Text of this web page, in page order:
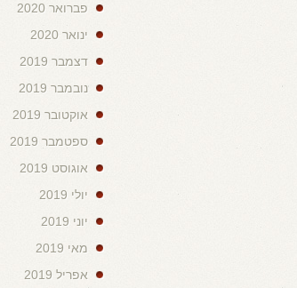
פברואר 2020
ינואר 2020
דצמבר 2019
נובמבר 2019
אוקטובר 2019
ספטמבר 2019
אוגוסט 2019
יולי 2019
יוני 2019
מאי 2019
אפריל 2019